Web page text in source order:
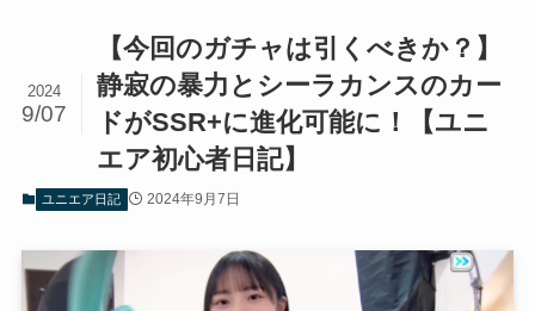
【今回のガチャは引くべきか？】
静寂の暴力とシーラカンスのカー
ドがSSR+に進化可能に！【ユニ
エア初心者日記】
2024
9/07
ユニエア日記 2024年9月7日